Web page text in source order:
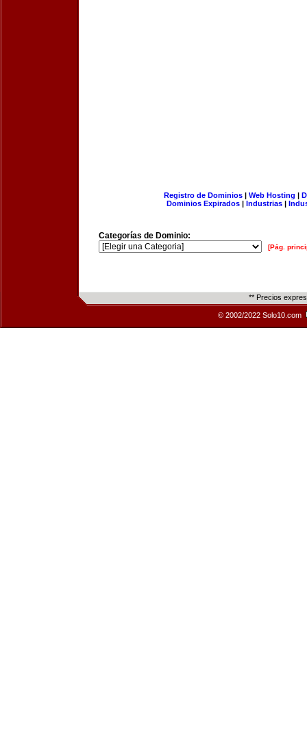
Registro de Dominios| Web Hosting |
Dominios Expirados | Industrias |
Categorías de Dominio:
[Pág.
** Precios
© 2002/2022 Solo10.com